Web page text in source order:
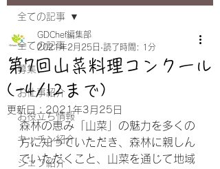
全ての記事
募集
お仕事紹介
お役立ち情報
キッチン紹介
シェフ紹介
全ての記事
第7回山菜料理コンクール
(-4/12まで)
GDChef編集部
2021年2月25日 読了時間: 1分
更新日： 2021年3月25日
森林の恵み「山菜」の魅力を多くの
方に知っていただき、森林に親しん
でいただくこと、山菜を通じて地域